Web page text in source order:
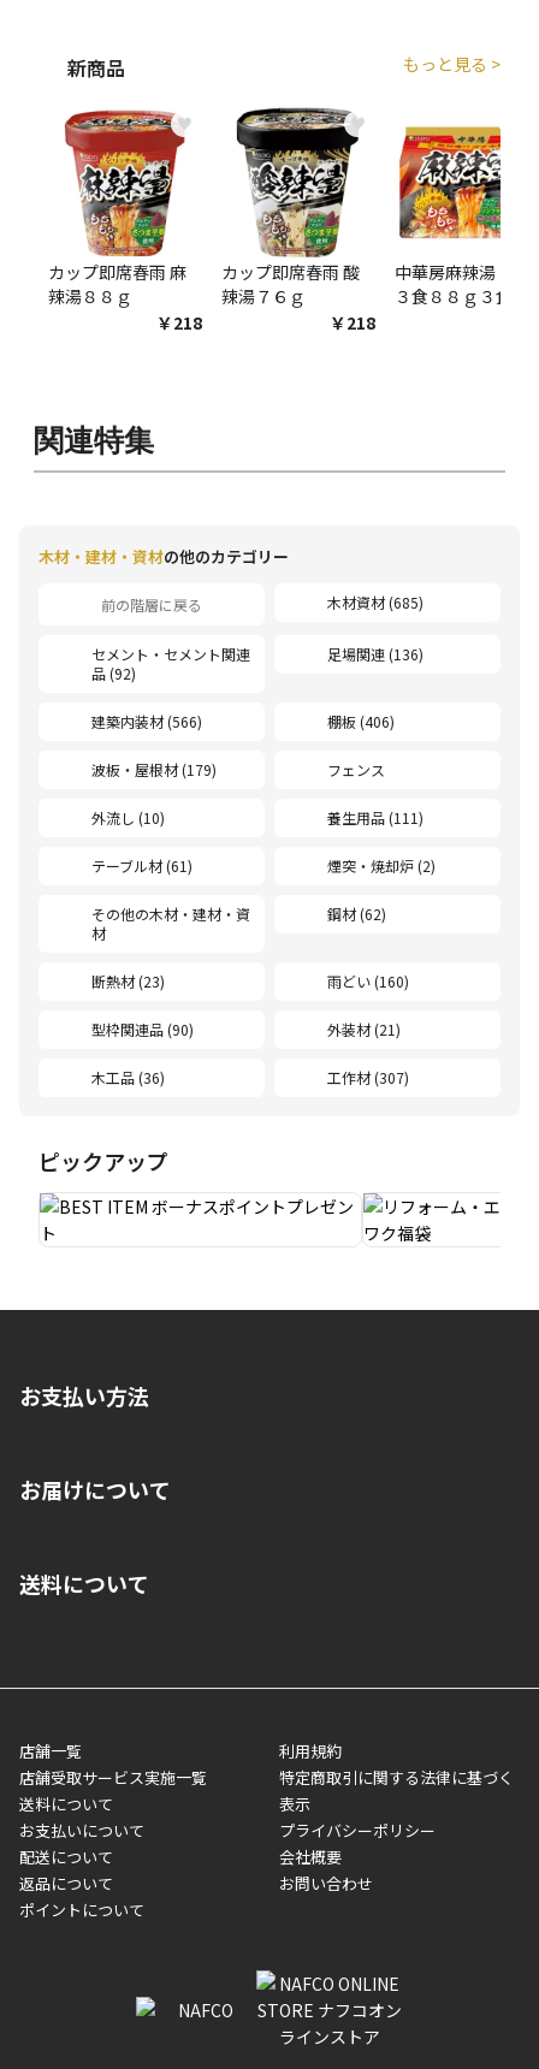
新商品 もっと見る >
♥
カップ即席春雨 麻
辣湯８８ｇ
￥218
♥
カップ即席春雨 酸
辣湯７６ｇ
￥218
中華房麻辣湯 袋麺
３食８８ｇ３食
関連特集
木材・建材・資材の他のカテゴリー
前の階層に戻る 木材資材 (685)
セメント・セメント関連
品 (92)
足場関連 (136)
建築内装材 (566) 棚板 (406)
波板・屋根材 (179) フェンス
外流し (10) 養生用品 (111)
テーブル材 (61) 煙突・焼却炉 (2)
その他の木材・建材・資
材
鋼材 (62)
断熱材 (23) 雨どい (160)
型枠関連品 (90) 外装材 (21)
木工品 (36) 工作材 (307)
ピックアップ
お支払い方法
いいただくことはできません。ご了承ください。
■代金引換(代引)※手数料がかかります
■商品によっては一部決済方法が使用できない場合がございま
す。
お届けについて
ご注文が確認出来次第、1～4営業日に発送いたします。「お取り
業日にてお引渡しとなります。(離島などの場合、例外もあります)
メーカー直送品など一部商品については、その他商品との購入に
制限がかかる場合がございます。また発送日についても、通常と
異なる場合がございます。対象商品の説明ページをご確認くださ
い。
■店舗受取をご選択いただいた場合
ご注文が確認出来次第、お受取される店舗在庫を使用してご準備
をさせていただきます。店舗に在庫がない場合は店舗よりお取り
いただく場合がございます。店舗準備でのお渡しとなる為、商品
のみの受け渡しとなります。（箱や納品書は付属しておりませ
ん）店舗で準備が出来次第、メールにてご連絡させていただきま
送料について
店舗一覧
店舗受取サービス実施一覧
送料について
お支払いについて
配送について
返品について
ポイントについて
利用規約
特定商取引に関する法律に基づく
表示
プライバシーポリシー
会社概要
お問い合わせ